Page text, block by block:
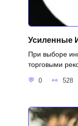
Усиленные
При выборе
торговыми
0 528